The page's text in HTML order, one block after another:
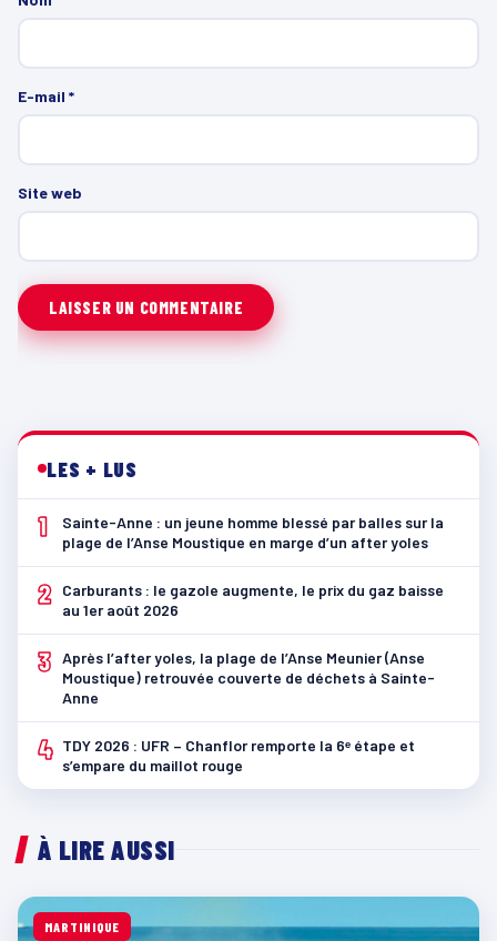
E-mail *
Site web
LES + LUS
1
Sainte-Anne : un jeune homme blessé par balles sur la
plage de l’Anse Moustique en marge d’un after yoles
2
Carburants : le gazole augmente, le prix du gaz baisse
au 1er août 2026
3 Après l’after yoles, la plage de l’Anse Meunier (Anse
Moustique) retrouvée couverte de déchets à Sainte-
Anne
4 TDY 2026 : UFR – Chanflor remporte la 6ᵉ étape et
s’empare du maillot rouge
À LIRE AUSSI
MARTINIQUE